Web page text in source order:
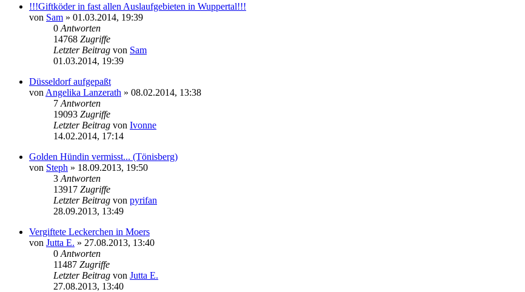
!!!Giftköder in fast allen Auslaufgebieten in Wuppertal!!!
von Sam » 01.03.2014, 19:39
0 Antworten
14768 Zugriffe
Letzter Beitrag von Sam
01.03.2014, 19:39
Düsseldorf aufgepaßt
von Angelika Lanzerath » 08.02.2014, 13:38
7 Antworten
19093 Zugriffe
Letzter Beitrag von Ivonne
14.02.2014, 17:14
Golden Hündin vermisst... (Tönisberg)
von Steph » 18.09.2013, 19:50
3 Antworten
13917 Zugriffe
Letzter Beitrag von pyrifan
28.09.2013, 13:49
Vergiftete Leckerchen in Moers
von Jutta E. » 27.08.2013, 13:40
0 Antworten
11487 Zugriffe
Letzter Beitrag von Jutta E.
27.08.2013, 13:40